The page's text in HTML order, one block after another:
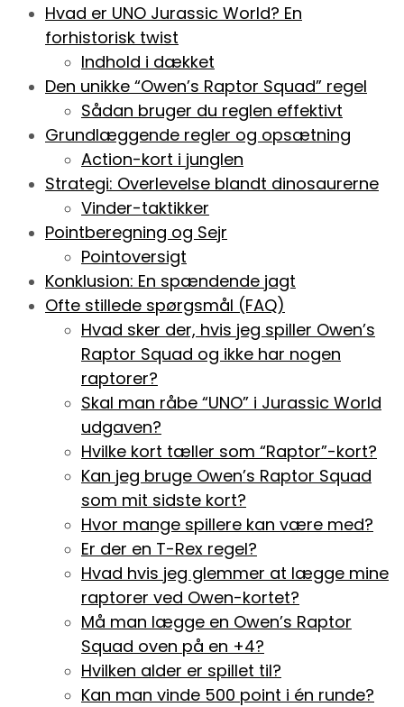
Hvad er UNO Jurassic World? En
forhistorisk twist
Indhold i dækket
Den unikke “Owen’s Raptor Squad” regel
Sådan bruger du reglen effektivt
Grundlæggende regler og opsætning
Action-kort i junglen
Strategi: Overlevelse blandt dinosaurerne
Vinder-taktikker
Pointberegning og Sejr
Pointoversigt
Konklusion: En spændende jagt
Ofte stillede spørgsmål (FAQ)
Hvad sker der, hvis jeg spiller Owen’s
Raptor Squad og ikke har nogen
raptorer?
Skal man råbe “UNO” i Jurassic World
udgaven?
Hvilke kort tæller som “Raptor”-kort?
Kan jeg bruge Owen’s Raptor Squad
som mit sidste kort?
Hvor mange spillere kan være med?
Er der en T-Rex regel?
Hvad hvis jeg glemmer at lægge mine
raptorer ved Owen-kortet?
Må man lægge en Owen’s Raptor
Squad oven på en +4?
Hvilken alder er spillet til?
Kan man vinde 500 point i én runde?